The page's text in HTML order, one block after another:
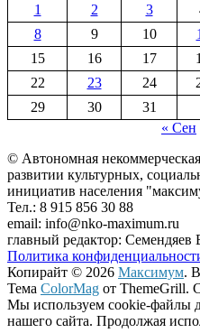
1
2 3
8
9 10
15
16 17
22
23 24
29
30
31
« Сен
© Автономная
развитии культурных,
инициатив населения
Тел.: 8 915 856 30 88
email: info@nko-maximum.ru
главный редактор: Семендяев
Политика
Копирайт © 2026 Максимум.
Тема ColorMag от ThemeGrill.
Мы используем cookie-файлы
нашего сайта. Продолжая